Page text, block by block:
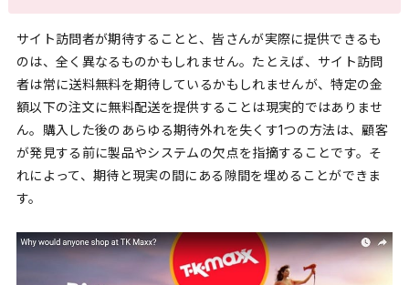
サイト訪問者が期待することと、皆さんが実際に提供できるも
のは、全く異なるものかもしれません。たとえば、サイト訪問
者は常に送料無料を期待しているかもしれませんが、特定の金
額以下の注文に無料配送を提供することは現実的ではありませ
ん。購入した後のあらゆる期待外れを失くす1つの方法は、顧客
が発見する前に製品やシステムの欠点を指摘することです。そ
れによって、期待と現実の間にある隙間を埋めることができま
す。